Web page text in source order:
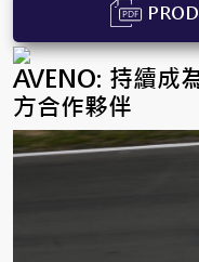
PDF
AVENO: 持續成
方合作夥伴